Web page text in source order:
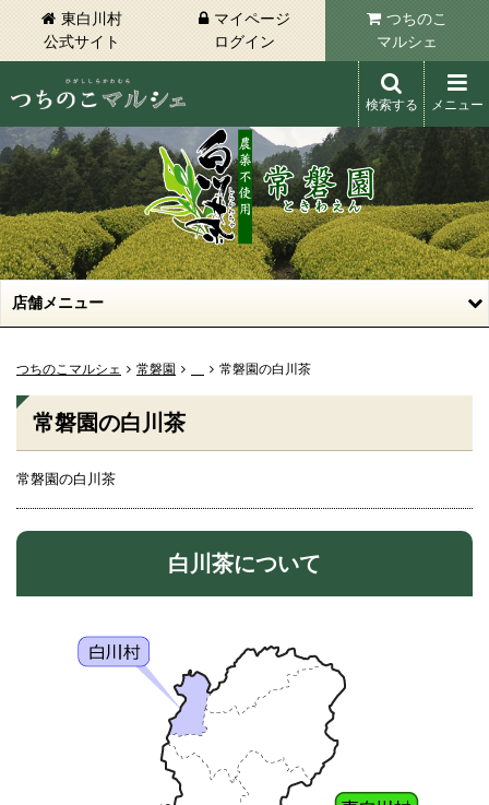
東白川村
公式サイト
マイページ
ログイン
つちのこ
マルシェ
東白川村 つちのこマルシェ
検索する メニュー
店舗メニュー
つちのこマルシェ 常磐園 常磐園の白川茶
常磐園の白川茶
常磐園の白川茶
白川茶について